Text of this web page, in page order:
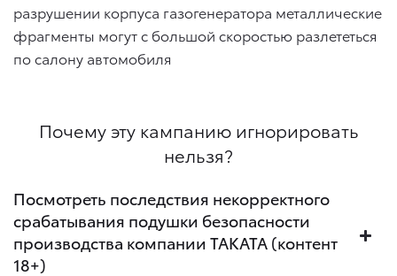
разрушении корпуса газогенератора металлические
фрагменты могут с большой скоростью разлететься
по салону автомобиля
Почему эту кампанию игнорировать
нельзя?
Посмотреть последствия некорректного
срабатывания подушки безопасности
производства компании TAKATA (контент
18+)